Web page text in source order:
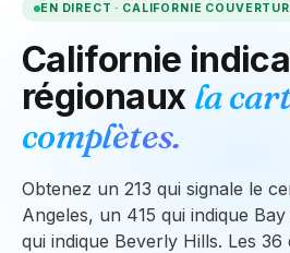
EN DIRECT · CALIFORNIE
Californie
régionaux la
complètes.
Obtenez un 213 qui signale le
Angeles, un 415 qui indique
qui indique Beverly Hills. Les 36